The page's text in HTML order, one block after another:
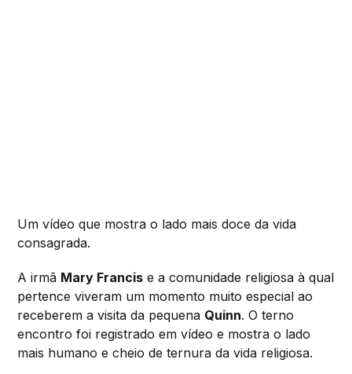
Um vídeo que mostra o lado mais doce da vida
consagrada.
A irmã Mary Francis e a comunidade religiosa à qual
pertence viveram um momento muito especial ao
receberem a visita da pequena Quinn. O terno
encontro foi registrado em vídeo e mostra o lado
mais humano e cheio de ternura da vida religiosa.